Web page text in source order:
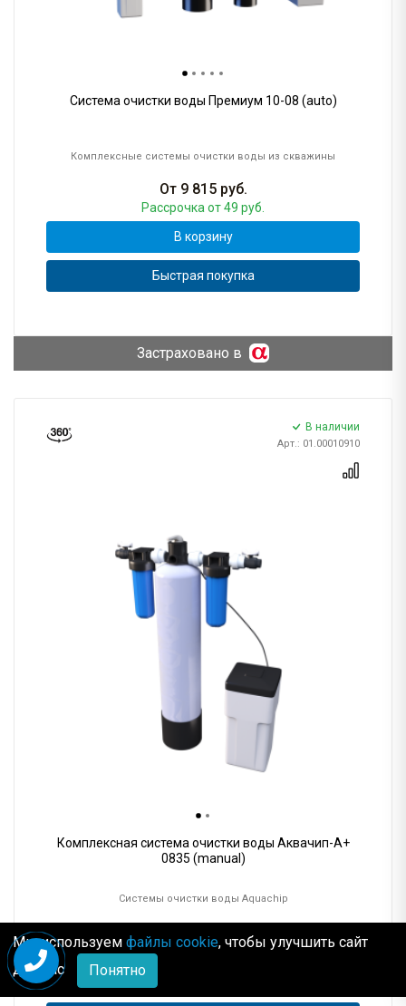
Система очистки воды Премиум 10-08 (auto)
Комплексные системы очистки воды из скважины
От 9 815руб.
Рассрочка от 49 руб.
В корзину
Быстрая покупка
Застраховано в
В наличии
Арт.: 01.00010910
Комплексная система очистки воды Аквачип-A+
0835 (manual)
Системы очистки воды Aquachip
Рассрочкаот 49 руб.
Мы используем файлы cookie, чтобы улучшить сайт
для Вас
Понятно